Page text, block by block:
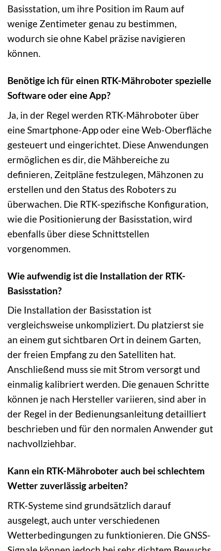
Basisstation, um ihre Position im Raum auf
wenige Zentimeter genau zu bestimmen,
wodurch sie ohne Kabel präzise navigieren
können.
Benötige ich für einen RTK-Mähroboter spezielle
Software oder eine App?
Ja, in der Regel werden RTK-Mähroboter über
eine Smartphone-App oder eine Web-Oberfläche
gesteuert und eingerichtet. Diese Anwendungen
ermöglichen es dir, die Mähbereiche zu
definieren, Zeitpläne festzulegen, Mähzonen zu
erstellen und den Status des Roboters zu
überwachen. Die RTK-spezifische Konfiguration,
wie die Positionierung der Basisstation, wird
ebenfalls über diese Schnittstellen
vorgenommen.
Wie aufwendig ist die Installation der RTK-
Basisstation?
Die Installation der Basisstation ist
vergleichsweise unkompliziert. Du platzierst sie
an einem gut sichtbaren Ort in deinem Garten,
der freien Empfang zu den Satelliten hat.
Anschließend muss sie mit Strom versorgt und
einmalig kalibriert werden. Die genauen Schritte
können je nach Hersteller variieren, sind aber in
der Regel in der Bedienungsanleitung detailliert
beschrieben und für den normalen Anwender gut
nachvollziehbar.
Kann ein RTK-Mähroboter auch bei schlechtem
Wetter zuverlässig arbeiten?
RTK-Systeme sind grundsätzlich darauf
ausgelegt, auch unter verschiedenen
Wetterbedingungen zu funktionieren. Die GNSS-